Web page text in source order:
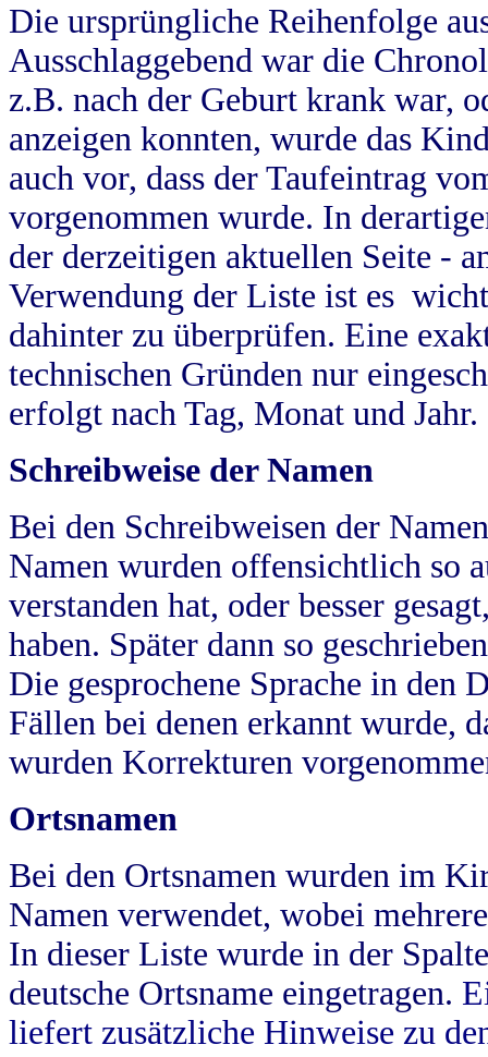
Die ursprüngliche Reihenfolge
Ausschlaggebend war die
z.B. nach der Geburt krank war,
anzeigen konnten, wurde das
auch vor, dass der Taufeintrag
vorgenommen wurde. In
der derzeitigen aktuellen Seite -
Verwendung der Liste ist es
dahinter zu überprüfen. Eine
technischen Gründen nur
erfolgt nach Tag, Monat und Jahr.
Schreibweise der Namen
Bei den Schreibweisen der
Namen wurden offensichtlich so
verstanden hat, oder besser
haben. Später dann so
Die gesprochene Sprache in
Fällen bei denen erkannt wurde,
wurden Korrekturen
Ortsnamen
Bei den Ortsnamen wurden im
Namen verwendet, wobei
In dieser Liste wurde in der
deutsche Ortsname eingetragen.
liefert zusätzliche Hinweise zu